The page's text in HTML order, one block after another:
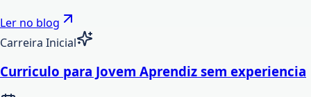
Ler no blog
Carreira Inicial
Curriculo para Jovem Aprendiz sem experiencia